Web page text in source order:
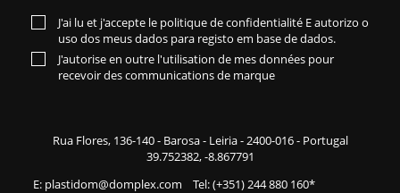
J'ai lu et j'accepte le politique de confidentialité E autorizo o
uso dos meus dados para registo em base de dados.
J'autorise en outre l'utilisation de mes données pour
recevoir des communications de marque
Rua Flores, 136-140- Barosa - Leiria - 2400-016 - Portugal
39.752382, -8.867791
E: plastidom@domplex.com Tel:(+351) 244 880 160*